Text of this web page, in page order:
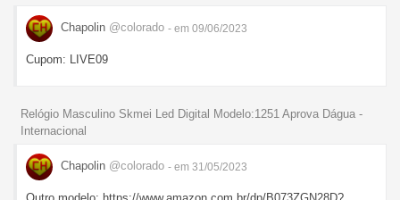
Chapolin @colorado - em 09/06/2023
Cupom: LIVE09
Relógio Masculino Skmei Led Digital Modelo:1251 Aprova Dágua -
Internacional
Chapolin @colorado - em 31/05/2023